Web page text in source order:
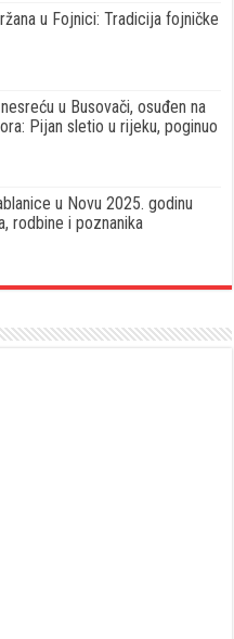
u Fojnici: Tradicija fojničke
u Busovači, osuđen na
Pijan sletio u rijeku, poginuo
u Novu 2025. godinu
rodbine i poznanika